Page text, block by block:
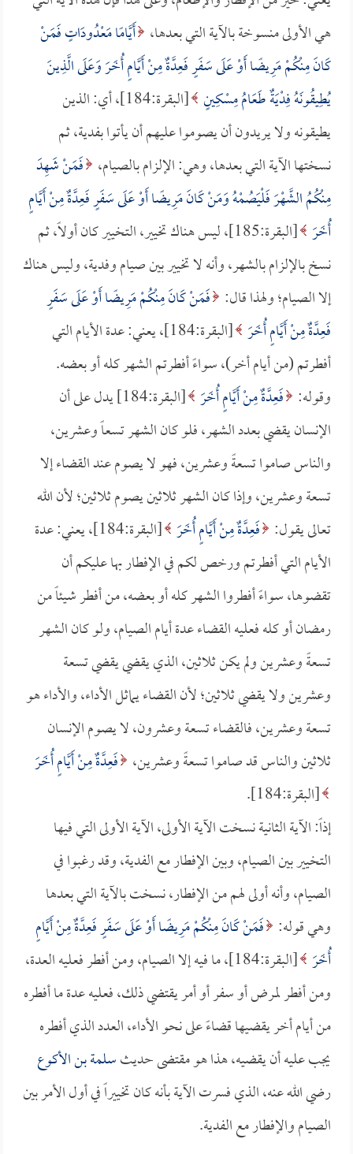
هي الأولى منسوخة بالآية التي بعدها، أَيَّامًا مَعْدُودَاتٍ فَمَنْ
كَانَ مِنْكُمْ مَرِيضًا أَوْ عَلَى سَفَرٍ فَعِدَّةٌ مِنْ أَيَّامٍ أُخَرَ وَعَلَى الَّذِينَ
يُطِيقُونَهُ فِدْيَةٌ طَعَامُ مِسْكِينٍ
[البقرة:184]، أي: الذين
يطيقونه ولا يريدون أن يصوموا عليهم أن يأتوا بفدية، ثم
نسختها الآية التي بعدها، وهي: الإلزام بالصيام، فَمَنْ شَهِدَ
مِنْكُمُ الشَّهْرَ فَلْيَصُمْهُ وَمَنْ كَانَ مَرِيضًا أَوْ عَلَى سَفَرٍ فَعِدَّةٌ مِنْ أَيَّامٍ
أُخَرَ
[البقرة:185]، ليس هناك تخيير، التخيير كان أولاً، ثم
نسخ بالإلزام بالشهر، وأنه لا تخيير بين صيام وفدية، وليس هناك
إلا الصيام؛ ولهذا قال: فَمَنْ كَانَ مِنْكُمْ مَرِيضًا أَوْ عَلَى سَفَرٍ
فَعِدَّةٌ مِنْ أَيَّامٍ أُخَرَ
[البقرة:184]، يعني: عدة الأيام التي
أفطرتم (من أيام أخر)، سواءً أفطرتم الشهر كله أو بعضه.
وقوله: فَعِدَّةٌ مِنْ أَيَّامٍ أُخَرَ
[البقرة:184] يدل على أن
الإنسان يقضي بعدد الشهر، فلو كان الشهر تسعاً وعشرين،
والناس صاموا تسعةً وعشرين، فهو لا يصوم عند القضاء إلا
تسعة وعشرين، وإذا كان الشهر ثلاثين يصوم ثلاثين؛ لأن الله
تعالى يقول: فَعِدَّةٌ مِنْ أَيَّامٍ أُخَرَ
[البقرة:184]، يعني: عدة
الأيام التي أفطرتم ورخص لكم في الإفطار بها عليكم أن
تقضوها، سواءً أفطروا الشهر كله أو بعضه، من أفطر شيئاً من
رمضان أو كله فعليه القضاء عدة أيام الصيام، ولو كان الشهر
تسعةً وعشرين ولم يكن ثلاثين، الذي يقضي يقضي تسعة
وعشرين ولا يقضي ثلاثين؛ لأن القضاء يماثل الأداء، والأداء هو
تسعة وعشرين، فالقضاء تسعة وعشرون، لا يصوم الإنسان
ثلاثين والناس قد صاموا تسعةً وعشرين، فَعِدَّةٌ مِنْ أَيَّامٍ أُخَرَ
[البقرة:184].
إذاً: الآية الثانية نسخت الآية الأولى، الآية الأولى التي فيها
التخيير بين الصيام، وبين الإفطار مع الفدية، وقد رغبوا في
الصيام، وأنه أولى لهم من الإفطار، نسخت بالآية التي بعدها
وهي قوله: فَمَنْ كَانَ مِنْكُمْ مَرِيضًا أَوْ عَلَى سَفَرٍ فَعِدَّةٌ مِنْ أَيَّامٍ
أُخَرَ
[البقرة:184]، ما فيه إلا الصيام، ومن أفطر فعليه العدة،
ومن أفطر لمرض أو سفر أو أمر يقتضي ذلك، فعليه عدة ما أفطره
من أيام أخر يقضيها قضاءً على نحو الأداء، العدد الذي أفطره
يجب عليه أن يقضيه، هذا هو مقتضى حديثسلمة بن الأكوع
رضي الله عنه، الذي فسرت الآية بأنه كان تخييراً في أول الأمر بين
الصيام والإفطار مع الفدية.